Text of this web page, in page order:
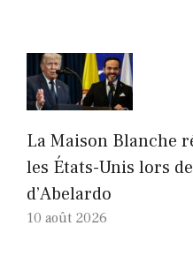
La Maison Blanche
les États-Unis lors
d’Abelardo
10 août 2026